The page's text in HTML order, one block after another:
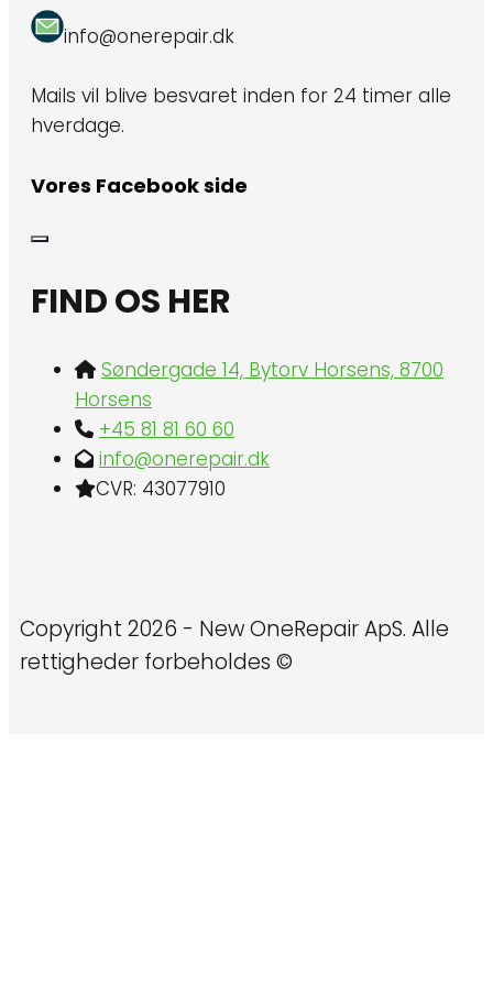
info@onerepair.dk
Mails vil blive besvaret inden for 24 timer alle
hverdage.
Vores Facebook side
FIND OS HER
Søndergade 14, Bytorv Horsens, 8700
Horsens
+45 81 81 60 60
info@onerepair.dk
CVR: 43077910
Copyright 2026 - New OneRepair ApS. Alle
rettigheder forbeholdes ©